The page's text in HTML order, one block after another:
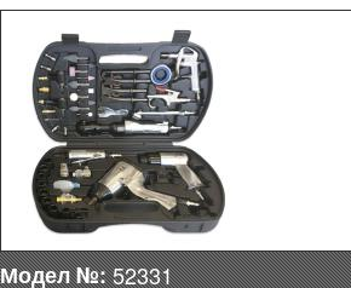
Модел №:52331